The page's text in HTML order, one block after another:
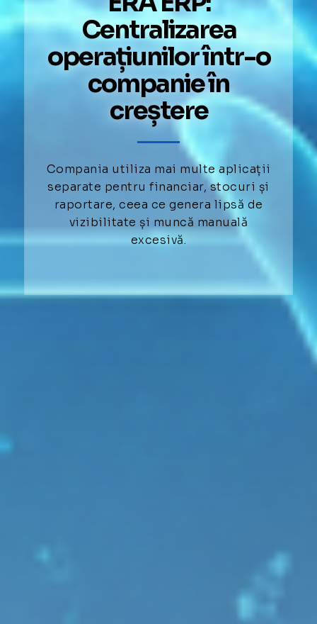
Centralizarea
operațiunilor într-o
companie în
creștere
Compania utiliza mai multe aplicații
separate pentru financiar, stocuri și
raportare, ceea ce genera lipsă de
vizibilitate și muncă manuală
excesivă.